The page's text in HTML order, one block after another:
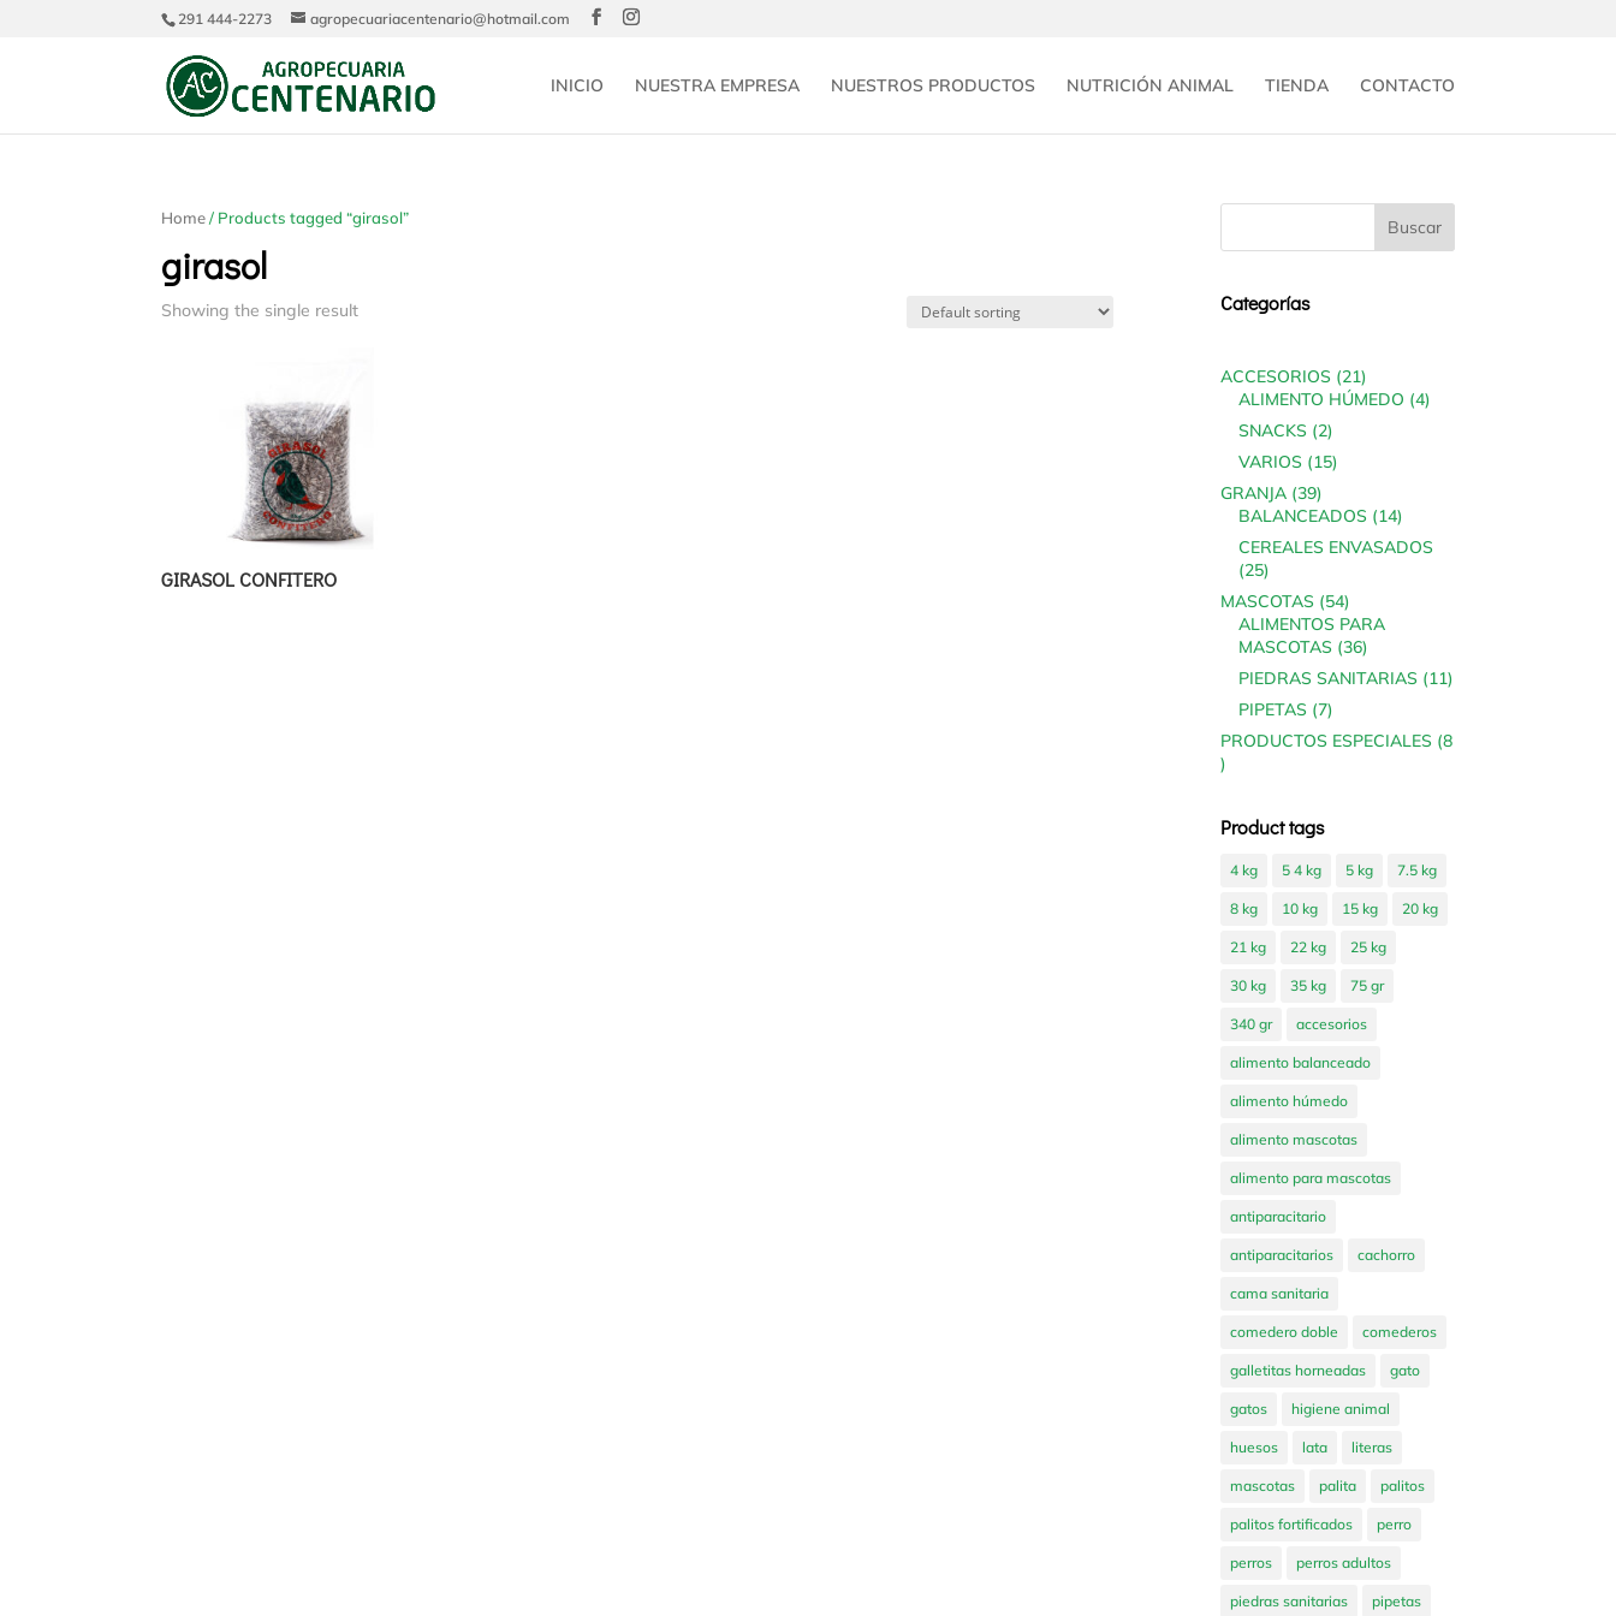
291 444-2273 agropecuariacentenario@hotmail.com
INICIO NUESTRA EMPRESA NUESTROS PRODUCTOS NUTRICIÓN ANIMAL TIENDA CONTACTO
Home/ Products tagged “girasol”
girasol
Showing the single result
GIRASOL CONFITERO
Categorías
ACCESORIOS 2121
products
ALIMENTO HÚMEDO 44
SNACKS 22
products
VARIOS 1515
GRANJA 3939
products
BALANCEADOS 1414
products
CEREALES ENVASADOS
2525
products
MASCOTAS 5454
products
ALIMENTOS PARA
MASCOTAS 3636
products
PIEDRAS SANITARIAS 1111
PIPETAS 77
products
PRODUCTOS ESPECIALES 8
8
Product tags
4 kg 5 4 kg 5 kg 7.5 kg
8 kg 10 kg 15 kg 20 kg
21 kg 22 kg 25 kg
30 kg 35 kg 75 gr
340 gr accesorios
alimento balanceado
alimento húmedo
alimento mascotas
alimento para mascotas
antiparacitario
antiparacitarios cachorro
cama sanitaria
comedero doble comederos
galletitas horneadas gato
gatos higiene animal
huesos lata literas
mascotas palita palitos
palitos fortificados perro
perros perros adultos
piedras sanitarias pipetas